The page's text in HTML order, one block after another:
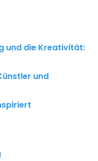
und die Kreativität:
und